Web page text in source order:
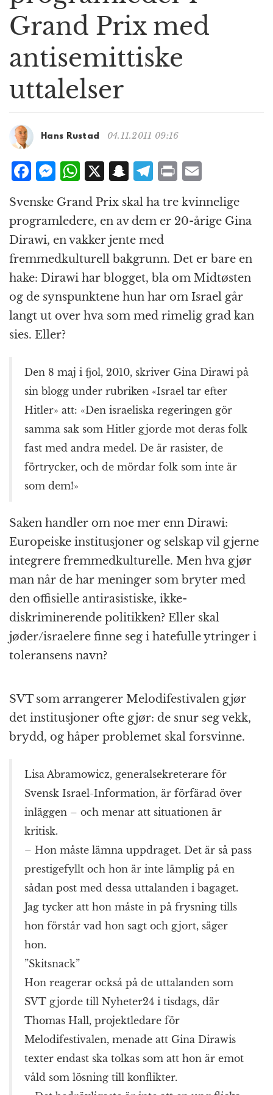
a
t
i
o
Grand Prix med
antisemittiske
uttalelser
Hans Rustad 04.11.2011 09:16
F
a
c
e
b
o
o
k
M
ss
e
n
g
e
r
W
h
at
s
A
p
p
X S
n
a
p
c
h
at
T
e
g
r
a
m
P
ri
n
t
m
ai
l
Svenske Grand Prix skal ha tre kvinnelige
programledere, en av dem er 20-årige Gina
Dirawi, en vakker jente med
fremmedkulturell bakgrunn. Det er bare en
hake: Dirawi har blogget, bla om Midtøsten
og de synspunktene hun har om Israel går
langt ut over hva som med rimelig grad kan
sies. Eller?
Den 8 maj i fjol, 2010, skriver Gina Dirawi på
sin blogg under rubriken «Israel tar efter
Hitler» att: «Den israeliska regeringen gör
samma sak som Hitler gjorde mot deras folk
fast med andra medel. De är rasister, de
förtrycker, och de mördar folk som inte är
som dem!»
Saken handler om noe mer enn Dirawi:
Europeiske institusjoner og selskap vil gjerne
integrere fremmedkulturelle. Men hva gjør
man når de har meninger som bryter med
den offisielle antirasistiske, ikke-
diskriminerende politikken? Eller skal
jøder/israelere finne seg i hatefulle ytringer i
toleransens navn?
SVT som arrangerer Melodifestivalen gjør
det institusjoner ofte gjør: de snur seg vekk,
brydd, og håper problemet skal forsvinne.
Lisa Abramowicz, generalsekreterare för
Svensk Israel-Information, är förfärad över
inläggen – och menar att situationen är
kritisk.
– Hon måste lämna uppdraget. Det är så pass
prestigefyllt och hon är inte lämplig på en
sådan post med dessa uttalanden i bagaget.
Jag tycker att hon måste in på frysning tills
hon förstår vad hon sagt och gjort, säger
hon.
”Skitsnack”
Hon reagerar också på de uttalanden som
SVT gjorde till Nyheter24 i tisdags, där
Thomas Hall, projektledare för
Melodifestivalen, menade att Gina Dirawis
texter endast ska tolkas som att hon är emot
våld som lösning till konflikter.